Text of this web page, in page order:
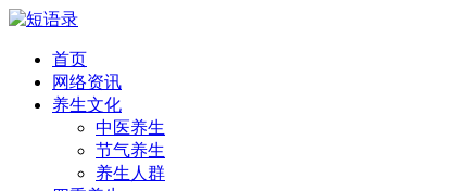
首页
网络资讯
养生文化
中医养生
节气养生
养生人群